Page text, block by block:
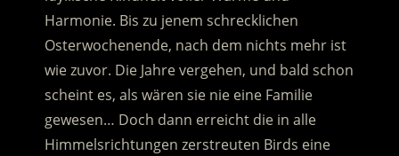
Harmonie. Bis zu jenem schrecklichen
Osterwochenende, nach dem nichts mehr ist
wie zuvor. Die Jahre vergehen, und bald schon
scheint es, als wären sie nie eine Familie
gewesen… Doch dann erreicht die in alle
Himmelsrichtungen zerstreuten Birds eine